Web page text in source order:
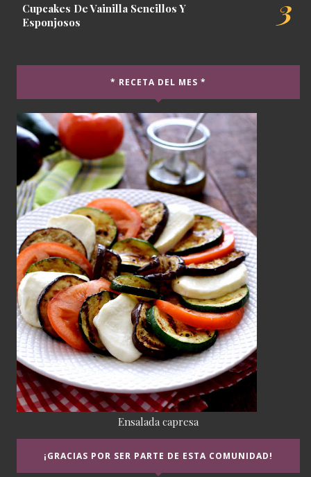
Cupcakes De Vainilla Sencillos Y
Esponjosos
* RECETA DEL MES *
Ensalada capresa
¡GRACIAS POR SER PARTE DE ESTA COMUNIDAD!